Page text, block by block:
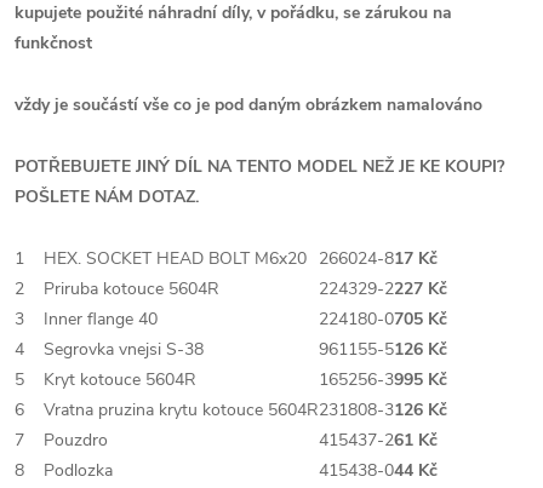
kupujete použité náhradní díly, v pořádku, se zárukou na
funkčnost
vždy je součástí vše co je pod daným obrázkem namalováno
POTŘEBUJETE JINÝ DÍL NA TENTO MODEL NEŽ JE KE KOUPI?
POŠLETE NÁM DOTAZ.
1 HEX. SOCKET HEAD BOLT M6x20 266024-817 Kč
2
Priruba kotouce 5604R 224329-2227 Kč
3
Inner flange 40 224180-0705 Kč
4
Segrovka vnejsi S-38 961155-5126 Kč
5
Kryt kotouce 5604R 165256-3995 Kč
6
Vratna pruzina krytu kotouce 5604R231808-3126 Kč
7
Pouzdro 415437-261 Kč
8
Podlozka 415438-044 Kč